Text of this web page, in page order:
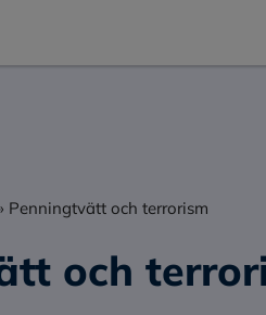
Penningtvätt och terrorism
och